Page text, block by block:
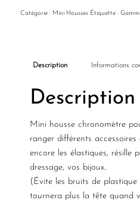
Catégorie : Mini Housses Étiquette :
Description Informations
Description
Mini housse chronomètre
ranger différents
encore les élastiques, résille
dressage, vos bijoux..
(Évite les bruits de
tournera plus la tête quand